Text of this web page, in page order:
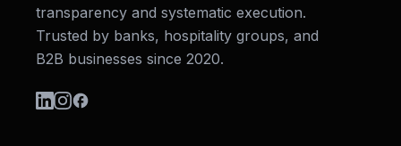
transparency and systematic execution.
Trusted by banks, hospitality groups, and
B2B businesses since 2020.